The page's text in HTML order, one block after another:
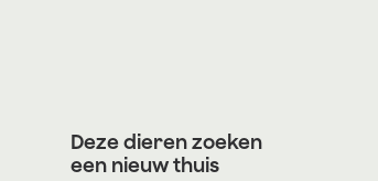
Deze dieren zoeken
een nieuw thuis